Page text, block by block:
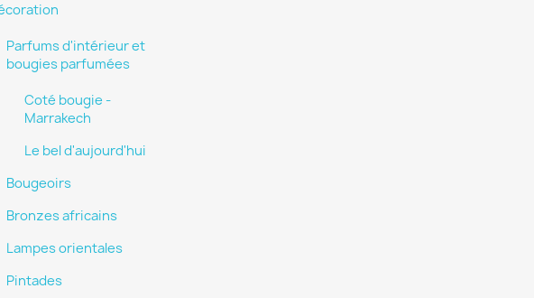
Parfums d'intérieur et
bougies parfumées
Coté bougie -
Marrakech
Le bel d'aujourd'hui
Bougeoirs
Bronzes africains
Lampes orientales
Pintades